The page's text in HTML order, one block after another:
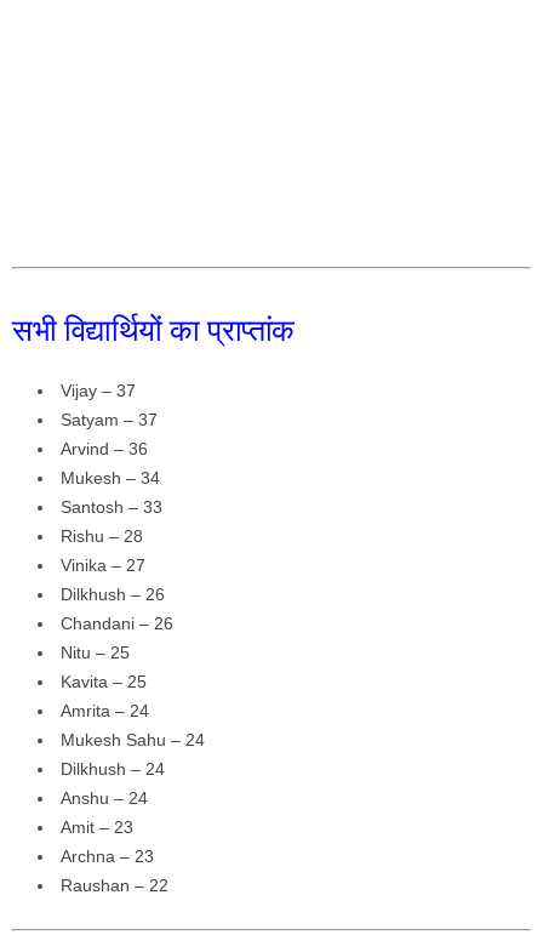
सभी विद्यार्थियों का प्राप्तांक
Vijay – 37
Satyam – 37
Arvind – 36
Mukesh – 34
Santosh – 33
Rishu – 28
Vinika – 27
Dilkhush – 26
Chandani – 26
Nitu – 25
Kavita – 25
Amrita – 24
Mukesh Sahu – 24
Dilkhush – 24
Anshu – 24
Amit – 23
Archna – 23
Raushan – 22